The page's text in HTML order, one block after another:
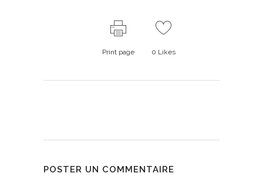
Print page 0 Likes
POSTER UN COMMENTAIRE